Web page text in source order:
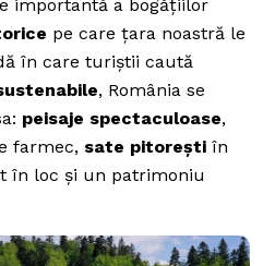
importantă a bogățiilor
pe care țara noastră le
în care turiștii caută
, România se
peisaje spectaculoase,
farmec, sate pitorești în
în loc și un patrimoniu